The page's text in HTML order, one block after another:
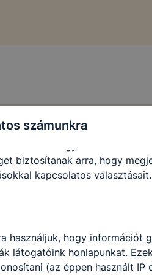
számunkra
Önt, mint visszatérő
személyes adatot és
együtt alkalmasak
biztosítanak arra, hogy
kapcsolatos választásait.
használjuk, hogy információt
látogatóink honlapunkat.
(az éppen használt IP